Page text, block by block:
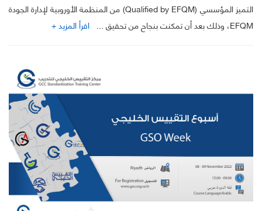
التميز المؤسسي (Qualified by EFQM) من المنظمة الأوروبية لإدارة الجودة
EFQM، وذلك بعد أن تمكنت بنجاح من تحقيق ...
اقرأ المزيد +